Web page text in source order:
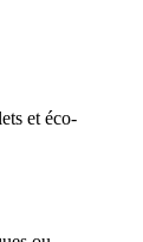
et éco-